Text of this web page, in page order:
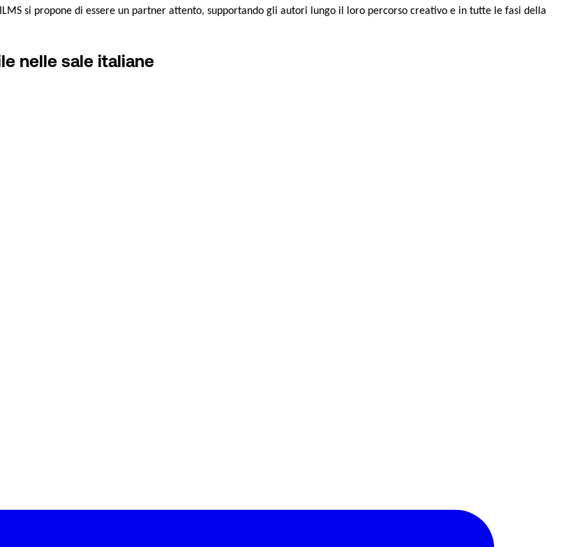
si propone di essere un partner attento, supportando gli autori lungo il loro percorso creativo e in tutte le fasi della
nelle sale italiane